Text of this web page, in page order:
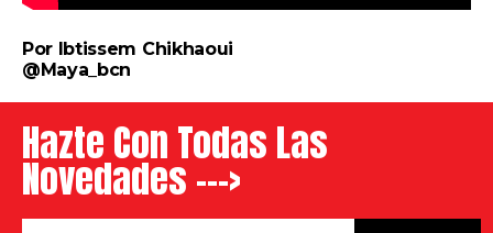
Por Ibtissem Chikhaoui
@Maya_bcn
Hazte Con Todas Las
Novedades --->